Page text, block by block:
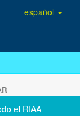
español
el RIAA